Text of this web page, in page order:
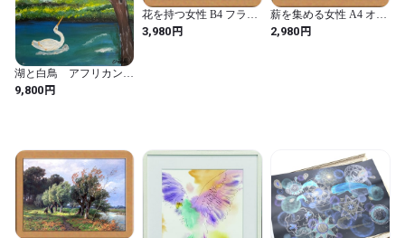
湖と白鳥 アフリカンア
ート
9,800円
花を持つ女性 B4 フラン
ス
3,980円
薪を集める女性 A4 オラ
ンダ
2,980円